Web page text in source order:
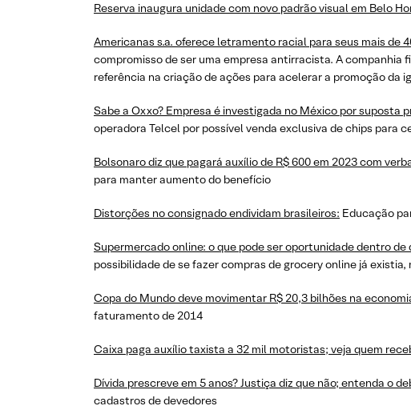
Reserva inaugura unidade com novo padrão visual em Belo
Americanas s.a. oferece letramento racial para seus mais de
compromisso de ser uma empresa antirracista. A companhia
referência na criação de ações para acelerar a promoção da
Sabe a Oxxo? Empresa é investigada no México por suposta
operadora Telcel por possível venda exclusiva de chips para
Bolsonaro diz que pagará auxílio de R$ 600 em 2023 com
para manter aumento do benefício
Distorções no consignado endividam brasileiros: Educação
Supermercado online: o que pode ser oportunidade dentro
possibilidade de se fazer compras de grocery online já existia,
Copa do Mundo deve movimentar R$ 20,3 bilhões na
faturamento de 2014
Caixa paga auxílio taxista a 32 mil motoristas; veja quem
Dívida prescreve em 5 anos? Justiça diz que não; entenda o
cadastros de devedores